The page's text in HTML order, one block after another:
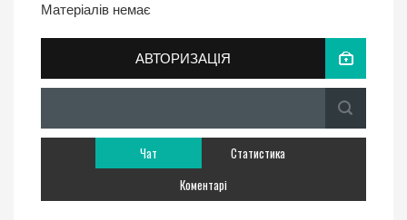
Матеріалів немає
АВТОРИЗАЦІЯ
Чат
Статистика
Коментарі